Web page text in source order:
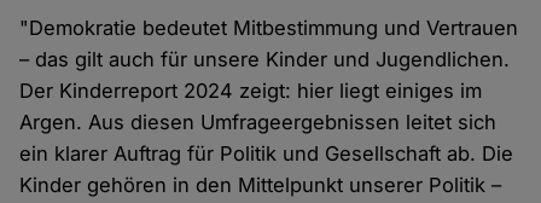
"Demokratie bedeutet Mitbestimmung und Vertrauen
– das gilt auch für unsere Kinder und Jugendlichen.
Der Kinderreport 2024 zeigt: hier liegt einiges im
Argen. Aus diesen Umfrageergebnissen leitet sich
ein klarer Auftrag für Politik und Gesellschaft ab. Die
Kinder gehören in den Mittelpunkt unserer Politik –